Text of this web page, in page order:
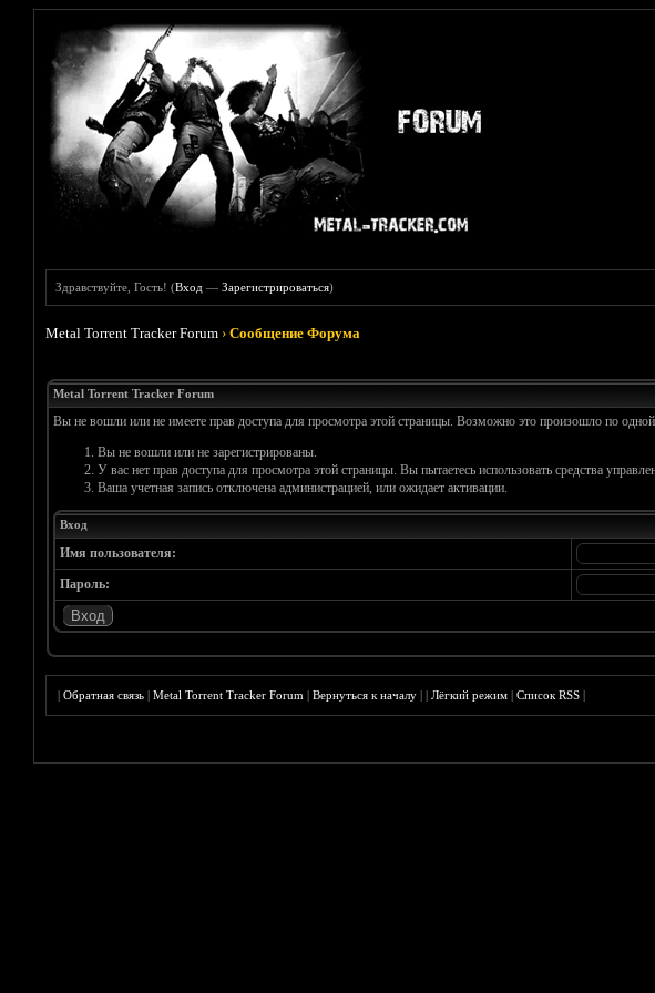
Здравствуйте, Гость! (Вход —Зарегистрироваться)
Metal Torrent Tracker Forum ›Сообщение Форума
Metal Torrent Tracker Forum
Вы не вошли или не имеете прав доступа для просмотра этой страницы. Возможно это произошло по
Вы не вошли или не зарегистрированы.
У вас нет прав доступа для просмотра этой страницы. Вы пытаетесь использовать средства
Ваша учетная запись отключена администрацией, или ожидает активации.
Вход
Имя пользователя:
Пароль:
|Обратная связь |Metal Torrent Tracker Forum |Вернуться к началу ||Лёгкий режим |Список RSS |